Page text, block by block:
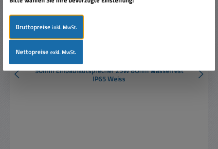
90mm Einbaulautsprecher 25W 8Ohm wasserfest
IP65 Weiss
Bruttopreiseinkl. MwSt.
Nettopreiseexkl. MwSt.